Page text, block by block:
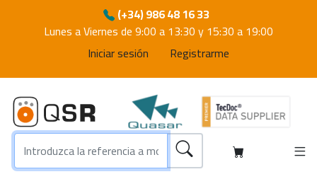
(+34) 986 48 16 33
Lunes a Viernes de 9:00 a 13:30 y 15:30 a 19:00
Iniciar sesión
Registrarme